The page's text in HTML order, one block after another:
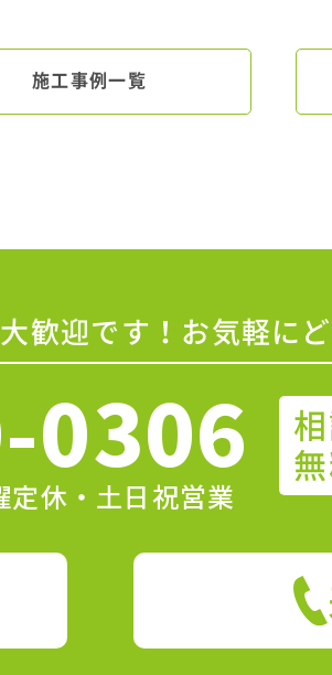
施工事例一覧
歓迎です！お気軽にど
0306
休・土日祝営業